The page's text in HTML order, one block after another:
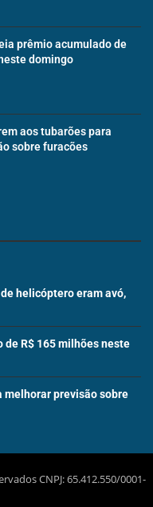
prêmio acumulado de
domingo
aos tubarões para
sobre furacões
helicóptero eram avó,
R$ 165 milhões neste
melhorar previsão sobre
CNPJ: 65.412.550/0001-